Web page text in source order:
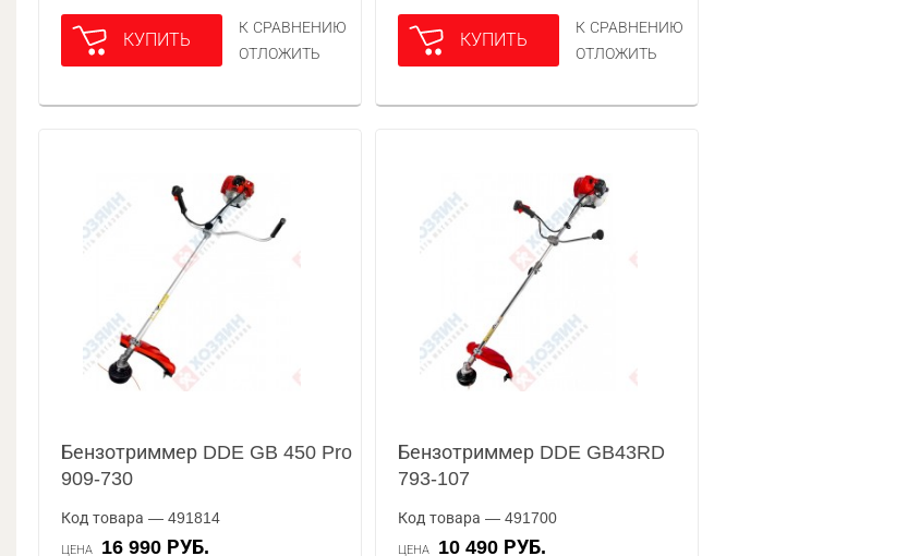
КУПИТЬ
К СРАВНЕНИЮ
ОТЛОЖИТЬ
КУПИТЬ
К СРАВНЕНИЮ
ОТЛОЖИТЬ
Бензотриммер DDE GB 450 Pro
909-730
Код товара — 491814
ЦЕНА 16 990 РУБ.
Бензотриммер DDE GB43RD
793-107
Код товара — 491700
ЦЕНА 10 490 РУБ.